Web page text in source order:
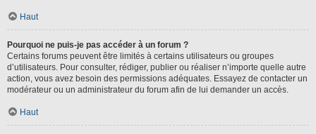
Haut
Pourquoi ne puis-je pas accéder à un forum ?
Certains forums peuvent être limités à certains utilisateurs ou groupes
d’utilisateurs. Pour consulter, rédiger, publier ou réaliser n’importe quelle autre
action, vous avez besoin des permissions adéquates. Essayez de contacter un
modérateur ou un administrateur du forum afin de lui demander un accès.
Haut